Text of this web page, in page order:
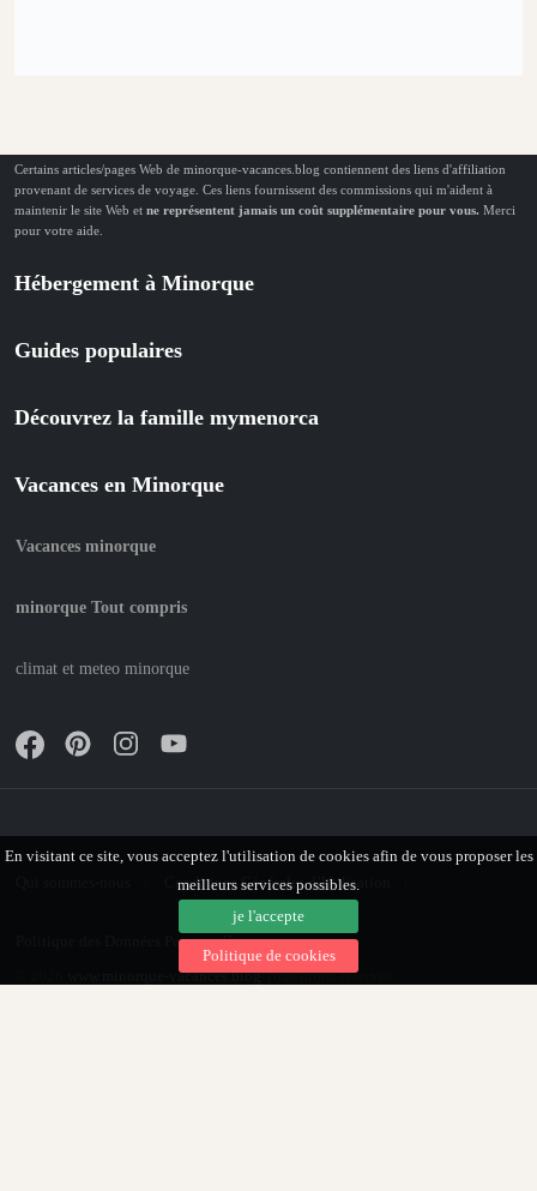
En visitant ce site, vous acceptez l'utilisation de cookies afin de vous proposer les
meilleurs services possibles.
je l'accepte
Politique de cookies
Certains articles/pages Web de minorque-vacances.blog contiennent des liens d'affiliation
provenant de services de voyage. Ces liens fournissent des commissions qui m'aident à
maintenir le site Web et ne représentent jamais un coût supplémentaire pour vous. Merci
pour votre aide.
Hébergement à Minorque
Guides populaires
Découvrez la famille mymenorca
Vacances en Minorque
Vacances minorque
minorque Tout compris
climat et meteo minorque
Conditions Générales d’Utilisation
Politique des Données Personnelles
www.minorque-vacances.blogTous droits réservés